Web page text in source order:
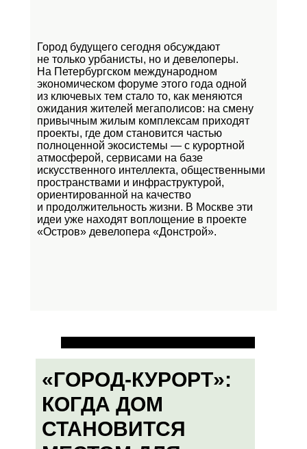
Город будущего сегодня обсуждают
не только урбанисты, но и девелоперы.
На Петербургском международном
экономическом форуме этого года одной
из ключевых тем стало то, как меняются
ожидания жителей мегаполисов: на смену
привычным жилым комплексам приходят
проекты, где дом становится частью
полноценной экосистемы — с курортной
атмосферой, сервисами на базе
искусственного интеллекта, общественными
пространствами и инфраструктурой,
ориентированной на качество
и продолжительность жизни. В Москве эти
идеи уже находят воплощение в проекте
«Остров» девелопера «Донстрой».
«ГОРОД-КУРОРТ»:
КОГДА ДОМ
СТАНОВИТСЯ